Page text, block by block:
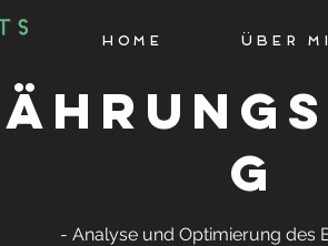
HOME ÜBER
g
- Analyse und Optimierung des